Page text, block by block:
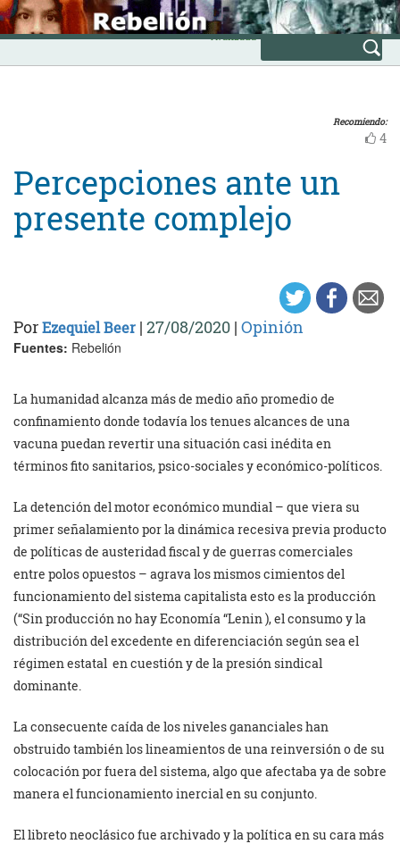
Skip
to
content
INICIO
Avanzada
Recomiendo:
4
Percepciones ante un
presente complejo
PorEzequiel Beer | 27/08/2020 | Opinión
Fuentes: Rebelión
La humanidad alcanza más de medio año promedio de
confinamiento donde todavía los tenues alcances de una
vacuna puedan revertir una situación casi inédita en
términos fito sanitarios, psico-sociales y económico-políticos.
La detención del motor económico mundial – que viera su
primer señalamiento por la dinámica recesiva previa producto
de políticas de austeridad fiscal y de guerras comerciales
entre polos opuestos – agrava los mismos cimientos del
funcionamiento del sistema capitalista esto es la producción
(“Sin producción no hay Economía “Lenin ), el consumo y la
distribución del excedente en diferenciación según sea el
régimen estatal en cuestión y de la presión sindical
dominante.
La consecuente caída de los niveles gananciales han
obstruido también los lineamientos de una reinversión o de su
colocación por fuera del sistema, algo que afectaba ya de sobre
manera el funcionamiento inercial en su conjunto.
El libreto neoclásico fue archivado y la política en su cara más